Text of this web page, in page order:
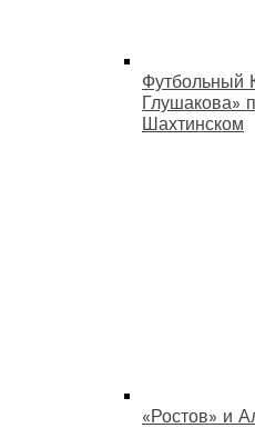
Футбольный
Глушакова»
Шахтинском
«Ростов» и